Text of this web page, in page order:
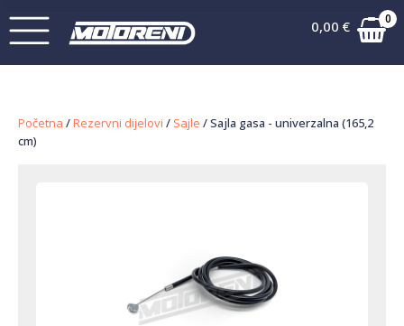
0,00 € 0
Početna /Rezervni dijelovi / Sajle / Sajla gasa - univerzalna (165,2
cm)